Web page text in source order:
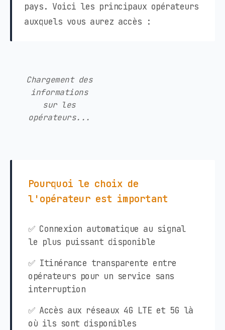
pays. Voici les principaux opérateurs
auxquels vous aurez accès :
Chargement des
informations
sur les
opérateurs...
Pourquoi le choix de
l'opérateur est important
✅ Connexion automatique au signal
le plus puissant disponible
✅ Itinérance transparente entre
opérateurs pour un service sans
interruption
✅ Accès aux réseaux 4G LTE et 5G là
où ils sont disponibles